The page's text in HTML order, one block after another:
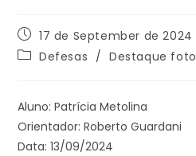
17 de September de 2024
Defesas / Destaque foto
Aluno: Patrícia Metolina
Orientador: Roberto Guardani
Data: 13/09/2024